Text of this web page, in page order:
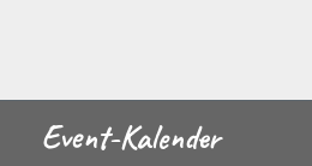
Event-Kalender